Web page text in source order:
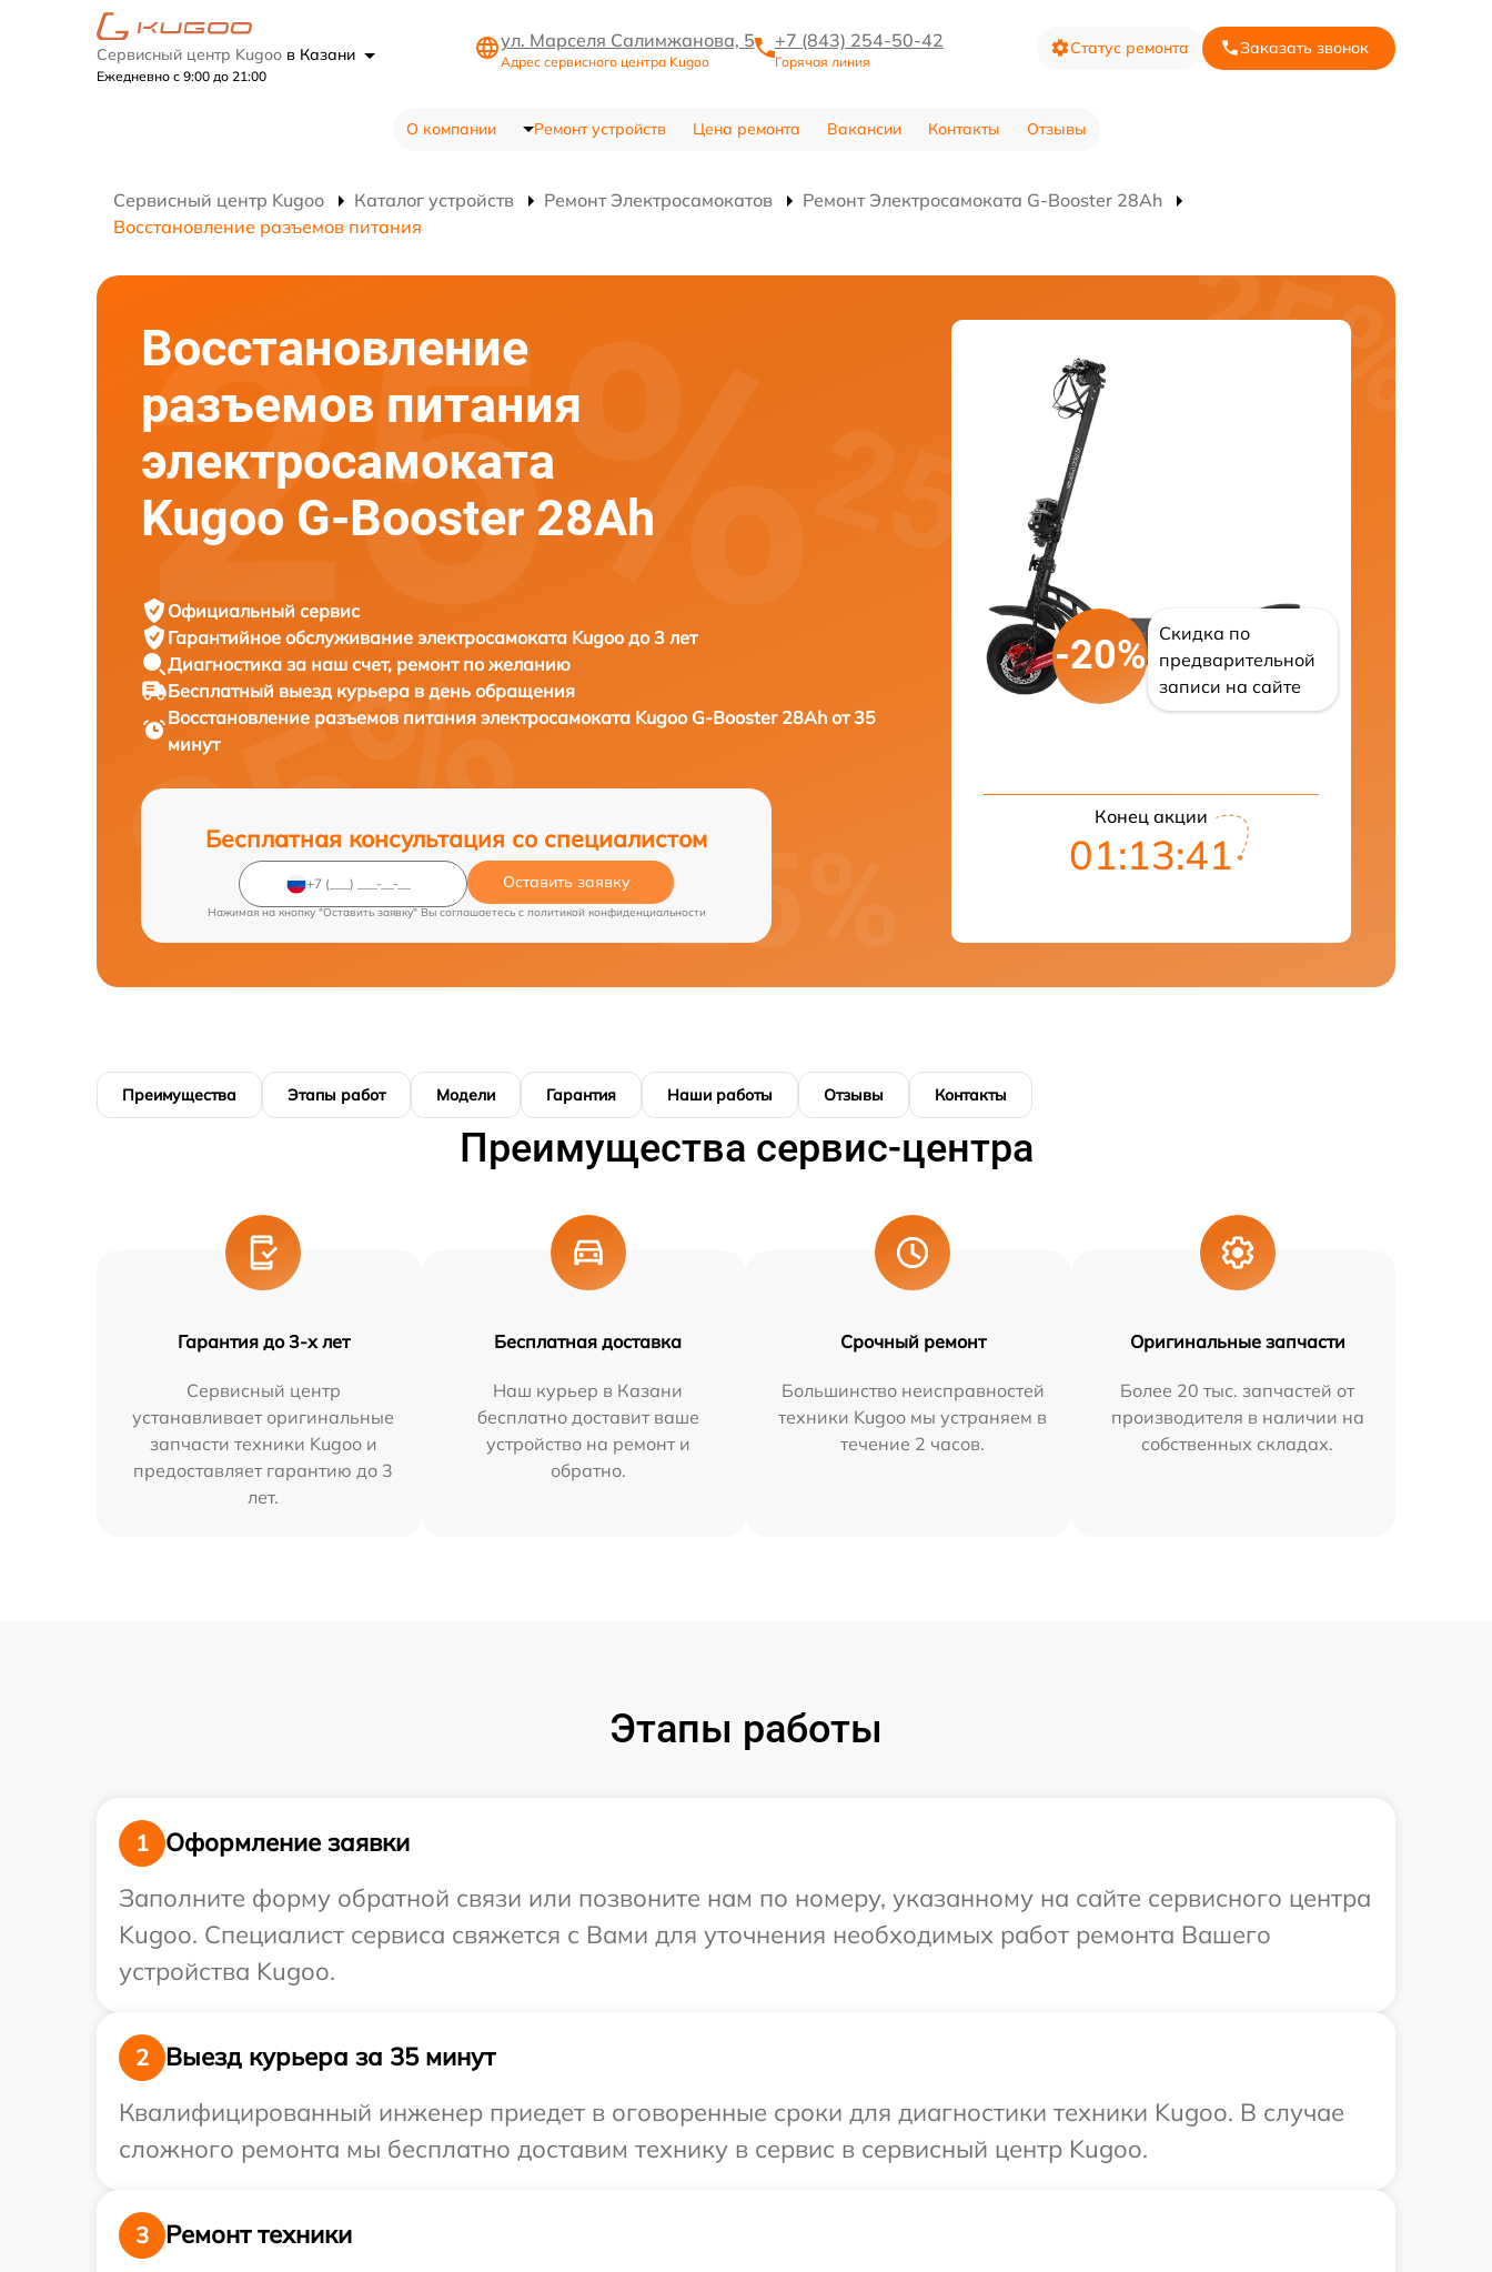
Сервисный центр Kugoo в Казани
Ежедневно с 9:00 до 21:00
ул. Марселя Салимжанова, 5
Адрес сервисного центра Kugoo
+7 (843) 254-50-42
Горячая линия
Статус ремонта Заказать звонок
О компании Ремонт устройств Цена ремонта Вакансии Контакты Отзывы
Сервисный центр Kugoo Каталог устройств Ремонт Электросамокатов
Ремонт Электросамоката G-Booster 28Ah
Восстановление разъемов питания
Восстановление
разъемов питания
электросамоката
Kugoo G-Booster 28Ah
Официальный сервис
Гарантийное обслуживание электросамоката Kugoo до 3 лет
Диагностика за наш счет, ремонт по желанию
Бесплатный выезд курьера в день обращения
Восстановление разъемов питания электросамоката Kugoo G-Booster 28Ah от 35
минут
Бесплатная консультация со специалистом
Оставить заявку
Нажимая на кнопку "Оставить заявку" Вы соглашаетесь c политикой конфиденциальности
-20%
Скидка по
предварительной
записи на сайте
Конец акции
01:13:41
Преимущества Этапы работ Модели Гарантия Наши работы Отзывы Контакты
Преимущества сервис-центра
Гарантия до 3-х лет
Сервисный центр
устанавливает оригинальные
запчасти техники Kugoo и
предоставляет гарантию до 3
лет.
Бесплатная доставка
Наш курьер в Казани
бесплатно доставит ваше
устройство на ремонт и
обратно.
Срочный ремонт
Большинство неисправностей
техники Kugoo мы устраняем в
течение 2 часов.
Оригинальные запчасти
Более 20 тыс. запчастей от
производителя в наличии на
собственных складах.
Этапы работы
1
Оформление заявки
Заполните форму обратной связи или позвоните нам по номеру, указанному на сайте сервисного центра
Kugoo. Специалист сервиса свяжется с Вами для уточнения необходимых работ ремонта Вашего
устройства Kugoo.
2
Выезд курьера за 35 минут
Квалифицированный инженер приедет в оговоренные сроки для диагностики техники Kugoo. В случае
сложного ремонта мы бесплатно доставим технику в сервис в сервисный центр Kugoo.
3
Ремонт техники